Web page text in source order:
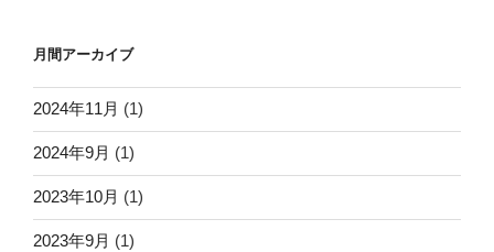
月間アーカイブ
2024年11月 (1)
2024年9月 (1)
2023年10月 (1)
2023年9月 (1)